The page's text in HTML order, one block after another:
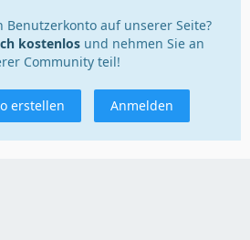
Benutzerkonto auf unserer Seite?
kostenlosund nehmen Sie an
Community teil!
erstellen Anmelden